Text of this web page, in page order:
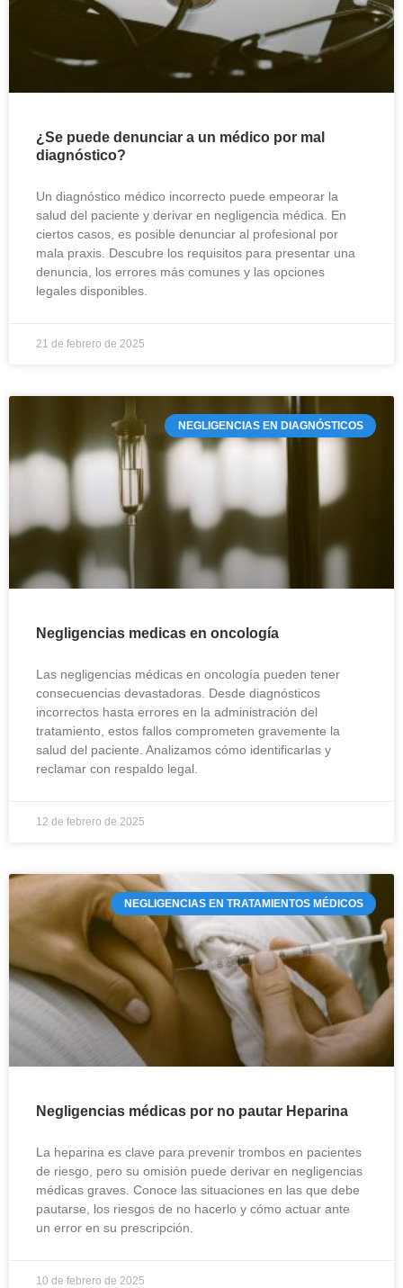
¿Se puede denunciar a un médico por mal
diagnóstico?
Un diagnóstico médico incorrecto puede empeorar la
salud del paciente y derivar en negligencia médica. En
ciertos casos, es posible denunciar al profesional por
mala praxis. Descubre los requisitos para presentar una
denuncia, los errores más comunes y las opciones
legales disponibles.
21 de febrero de 2025
NEGLIGENCIAS EN DIAGNÓSTICOS
Negligencias medicas en oncología
Las negligencias médicas en oncología pueden tener
consecuencias devastadoras. Desde diagnósticos
incorrectos hasta errores en la administración del
tratamiento, estos fallos comprometen gravemente la
salud del paciente. Analizamos cómo identificarlas y
reclamar con respaldo legal.
12 de febrero de 2025
NEGLIGENCIAS EN TRATAMIENTOS MÉDICOS
Negligencias médicas por no pautar Heparina
La heparina es clave para prevenir trombos en pacientes
de riesgo, pero su omisión puede derivar en negligencias
médicas graves. Conoce las situaciones en las que debe
pautarse, los riesgos de no hacerlo y cómo actuar ante
un error en su prescripción.
10 de febrero de 2025